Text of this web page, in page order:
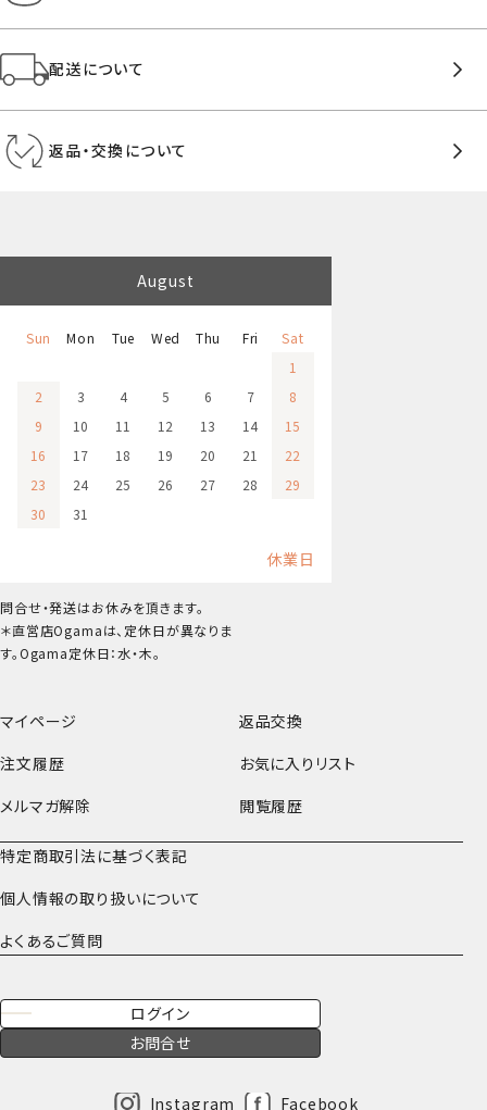
配送について
返品・交換について
マイページ
返品交換
注文履歴
お気に入りリスト
メルマガ解除
閲覧履歴
特定商取引法に基づく表記
個人情報の取り扱いについて
よくあるご質問
ログイン
お問合せ
Instagram Facebook
August
Sun Mon Tue Wed Thu Fri
Sat
1
2
3 4 5 6 7
8
9
10 11 12 13 14
15
16
17 18 19 20 21
22
23
24 25 26 27 28
29
30
31
休業日
問合せ・発送はお休みを頂きます。
＊直営店Ogamaは、定休日が異なりま
す。Ogama定休日：水・木。